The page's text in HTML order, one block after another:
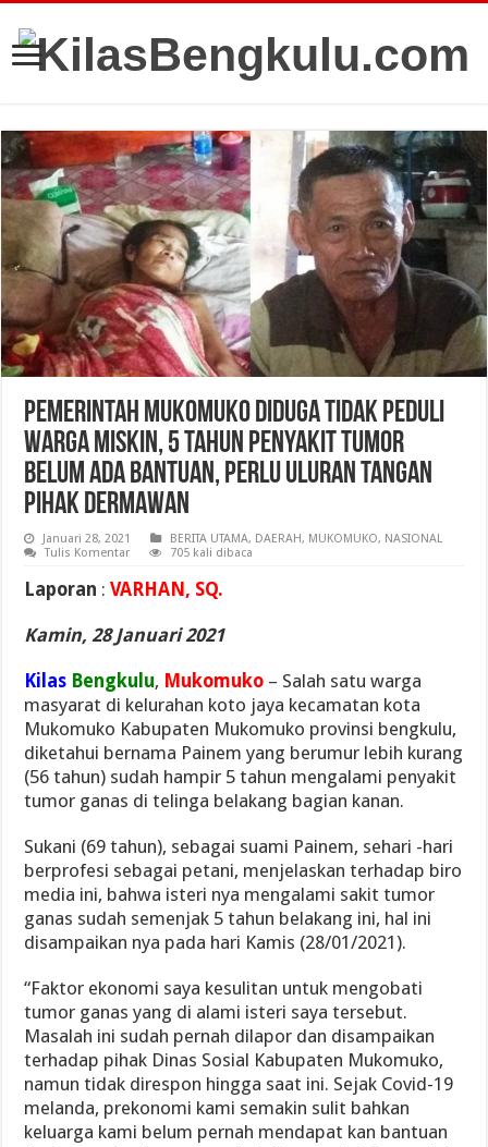
Pemerintah Mukomuko Diduga Tidak Peduli
Warga Miskin, 5 Tahun Penyakit Tumor
Belum Ada Bantuan, Perlu Uluran Tangan
Pihak Dermawan
Januari 28, 2021 BERITA UTAMA, DAERAH, MUKOMUKO, NASIONAL
Tulis Komentar
705 kali dibaca
Laporan :VARHAN, SQ.
Kamin, 28 Januari 2021
Kilas Bengkulu, Mukomuko – Salah satu warga
masyarat di kelurahan koto jaya kecamatan kota
Mukomuko Kabupaten Mukomuko provinsi bengkulu,
diketahui bernama Painem yang berumur lebih kurang
(56 tahun) sudah hampir 5 tahun mengalami penyakit
tumor ganas di telinga belakang bagian kanan.
Sukani (69 tahun), sebagai suami Painem, sehari -hari
berprofesi sebagai petani, menjelaskan terhadap biro
media ini, bahwa isteri nya mengalami sakit tumor
ganas sudah semenjak 5 tahun belakang ini, hal ini
disampaikan nya pada hari Kamis (28/01/2021).
“Faktor ekonomi saya kesulitan untuk mengobati
tumor ganas yang di alami isteri saya tersebut.
Masalah ini sudah pernah dilapor dan disampaikan
terhadap pihak Dinas Sosial Kabupaten Mukomuko,
namun tidak direspon hingga saat ini. Sejak Covid-19
melanda, prekonomi kami semakin sulit bahkan
keluarga kami belum pernah mendapat kan bantuan